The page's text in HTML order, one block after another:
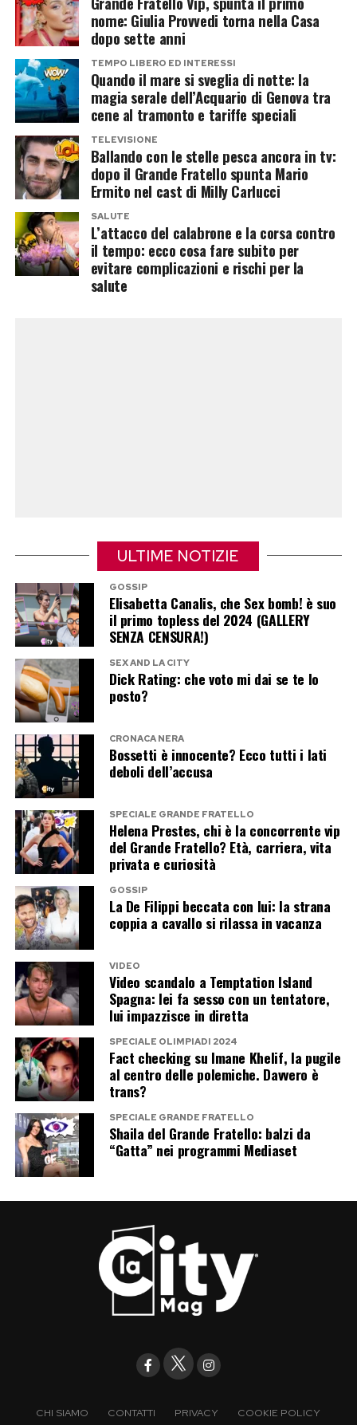
l’orgoglio per la carriera e il percorso umano
della figliastra.
La loro storia dimostra come i legami familiari
possano andare oltre quelli biologici e resistere
anche ai cambiamenti della vita, trasformando
un rapporto nato da un matrimonio in un affetto
destinato a durare negli anni.
Post Views: 394
nome: Giulia Provvedi torna nella Casa
dopo sette anni
TEMPO LIBERO ED INTERESSI
Quando il mare si sveglia di notte: la
magia serale dell’Acquario di Genova tra
cene al tramonto e tariffe speciali
TELEVISIONE
Ballando con le stelle pesca ancora in tv:
dopo il Grande Fratello spunta Mario
Ermito nel cast di Milly Carlucci
SALUTE
L’attacco del calabrone e la corsa contro
il tempo: ecco cosa fare subito per
evitare complicazioni e rischi per la
salute
ULTIME NOTIZIE
GOSSIP
Elisabetta Canalis, che Sex bomb! è suo
il primo topless del 2024 (GALLERY
SENZA CENSURA!)
SEX AND LA CITY
Dick Rating: che voto mi dai se te lo
posto?
CRONACA NERA
Bossetti è innocente? Ecco tutti i lati
deboli dell’accusa
SPECIALE GRANDE FRATELLO
Helena Prestes, chi è la concorrente vip
del Grande Fratello? Età, carriera, vita
privata e curiosità
GOSSIP
La De Filippi beccata con lui: la strana
coppia a cavallo si rilassa in vacanza
VIDEO
Video scandalo a Temptation Island
Spagna: lei fa sesso con un tentatore,
lui impazzisce in diretta
SPECIALE OLIMPIADI 2024
Fact checking su Imane Khelif, la pugile
al centro delle polemiche. Davvero è
trans?
SPECIALE GRANDE FRATELLO
Shaila del Grande Fratello: balzi da
“Gatta” nei programmi Mediaset
CHI SIAMO CONTATTI PRIVACY COOKIE POLICY